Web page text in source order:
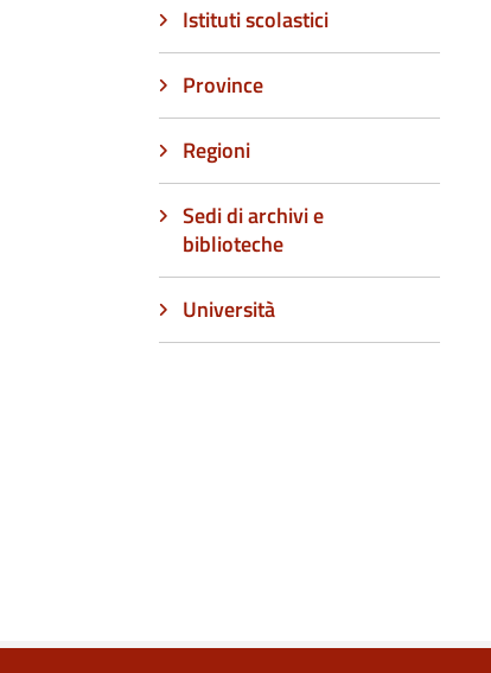
Istituti scolastici
Province
Regioni
Sedi di archivi e
biblioteche
Università